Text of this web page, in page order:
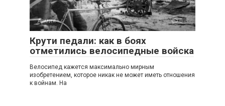
Армия 0
Крути педали: как в боях
отметились велосипедные войска
Велосипед кажется максимально мирным
изобретением, которое никак не может иметь отношения
к войнам. На